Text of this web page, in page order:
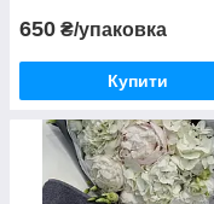
650 ₴/упаковка
Купити